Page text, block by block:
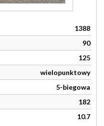
1388
90
125
wielopunktowy
5-biegowa
182
10.7